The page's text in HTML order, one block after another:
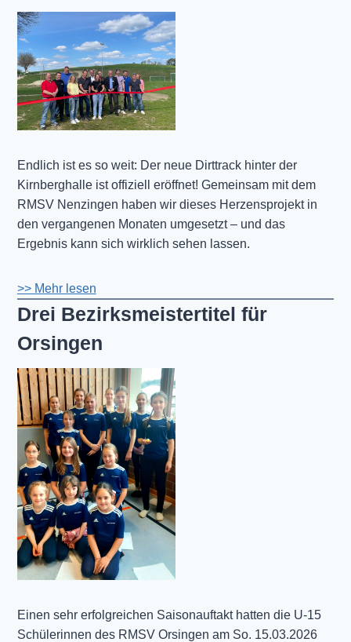
Endlich ist es so weit: Der neue Dirttrack hinter der
Kirnberghalle ist offiziell eröffnet! Gemeinsam mit dem
RMSV Nenzingen haben wir dieses Herzensprojekt in
den vergangenen Monaten umgesetzt – und das
Ergebnis kann sich wirklich sehen lassen.
>> Mehr lesen
Drei Bezirksmeistertitel für
Orsingen
Einen sehr erfolgreichen Saisonauftakt hatten die U-15
Schülerinnen des RMSV Orsingen am So. 15.03.2026